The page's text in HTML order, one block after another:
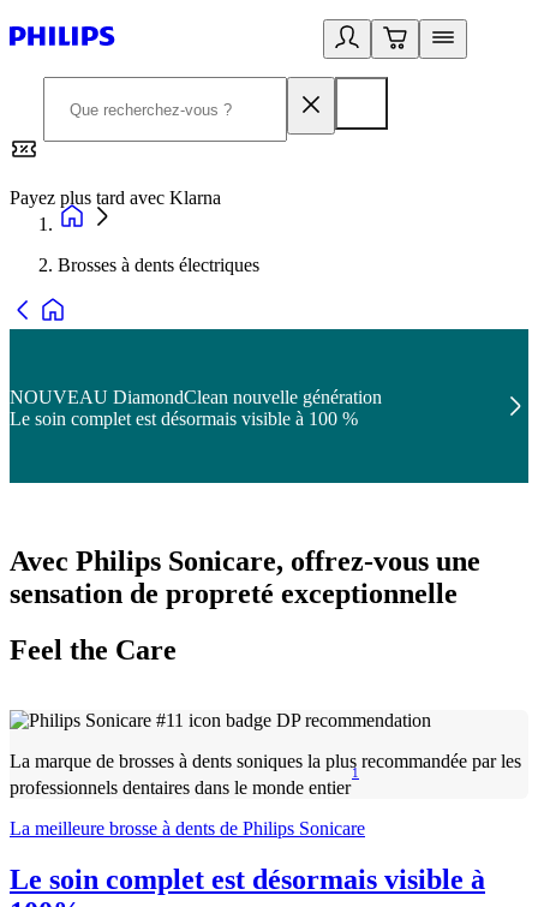
Payez plus tard avec Klarna
Brosses à dents électriques
NOUVEAU DiamondClean nouvelle génération
Le soin complet est désormais visible à 100 %
Avec Philips Sonicare, offrez-vous une
sensation de propreté exceptionnelle
Feel the Care
La marque de brosses à dents soniques la plus recommandée par les
professionnels dentaires dans le monde entier
1
La meilleure brosse à dents de Philips Sonicare
Le soin complet est désormais visible à